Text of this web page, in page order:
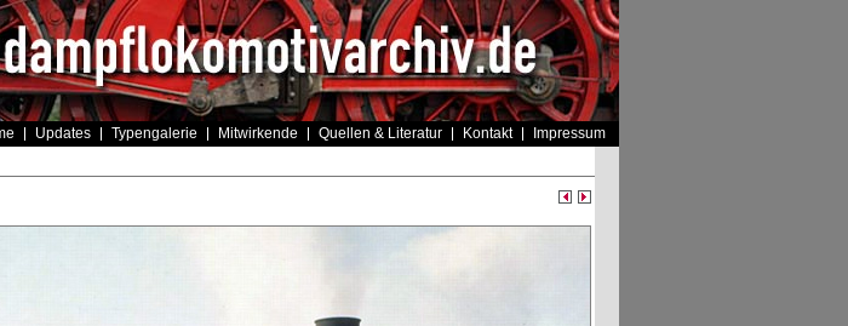
Updates Typengalerie Mitwirkende Quellen & Literatur Kontakt Impressum